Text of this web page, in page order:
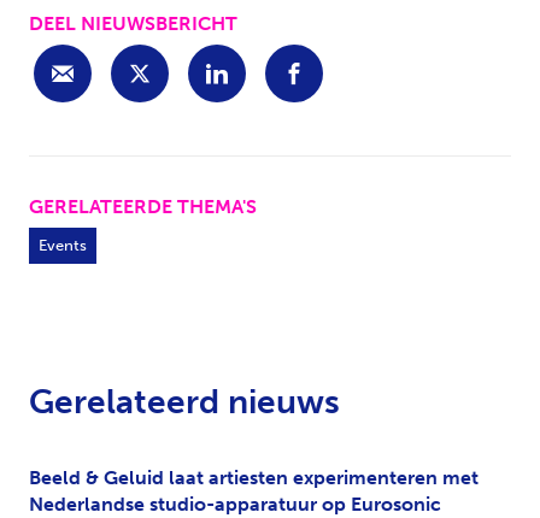
DEEL NIEUWSBERICHT
GERELATEERDE THEMA'S
Events
Gerelateerd nieuws
Beeld & Geluid laat artiesten experimenteren met
Nederlandse studio-apparatuur op Eurosonic